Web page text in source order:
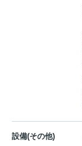
設備(その他)